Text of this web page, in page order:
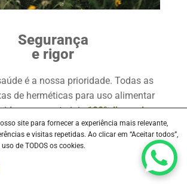
Segurança
e rigor
é a nossa prioridade. Todas as
de herméticas para uso alimentar
com materiais100% livres de
garantindo total segurança no
contacto com alimentos.
site para fornecer a experiência mais relevante,
e visitas repetidas. Ao clicar em “Aceitar todos”,
de TODOS os cookies.